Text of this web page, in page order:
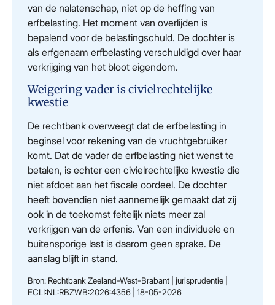
van de nalatenschap, niet op de heffing van
erfbelasting. Het moment van overlijden is
bepalend voor de belastingschuld. De dochter is
als erfgenaam erfbelasting verschuldigd over haar
verkrijging van het bloot eigendom.
Weigering vader is civielrechtelijke
kwestie
De rechtbank overweegt dat de erfbelasting in
beginsel voor rekening van de vruchtgebruiker
komt. Dat de vader de erfbelasting niet wenst te
betalen, is echter een civielrechtelijke kwestie die
niet afdoet aan het fiscale oordeel. De dochter
heeft bovendien niet aannemelijk gemaakt dat zij
ook in de toekomst feitelijk niets meer zal
verkrijgen van de erfenis. Van een individuele en
buitensporige last is daarom geen sprake. De
aanslag blijft in stand.
Bron: Rechtbank Zeeland-West-Brabant | jurisprudentie |
ECLI:NL:RBZWB:2026:4356 | 18-05-2026